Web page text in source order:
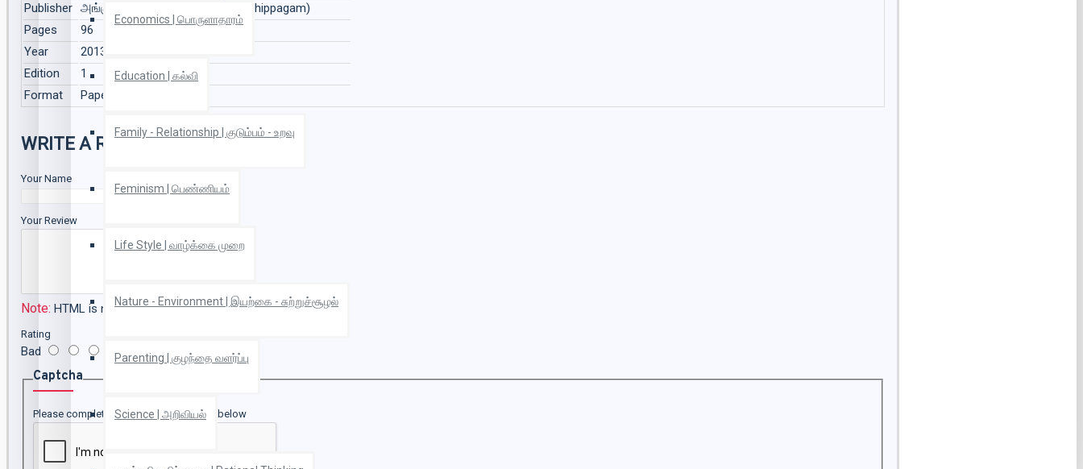
Economics | பொருளாதாரம்
Education | கல்வி
Family - Relationship | குடும்பம் - உறவு
Feminism | பெண்ணியம்
Life Style | வாழ்க்கை முறை
Nature - Environment | இயற்கை - சுற்றுச்சூழல்
Parenting | குழந்தை வளர்ப்பு
Science | அறிவியல்
Publisher அங்குசம் பதிப்பகம் (Angusam Pathippagam)
Pages
96
Year
2013
Edition
1
Format
Paper Back
WRITE A REVIEW
Your Name
Your Review
Note: HTML is not translated!
Rating
Bad Good
Captcha
Please complete the captcha validation below